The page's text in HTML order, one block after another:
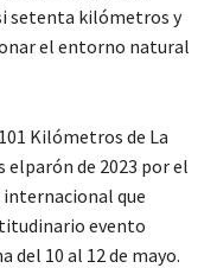
setenta kilómetros y
el entorno natural
Kilómetros de La
elparón de 2023 por el
que
evento
del 10 al 12 de mayo.